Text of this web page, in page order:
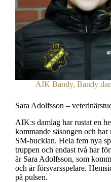
AIK Bandy, Bandy
Sara Adolfsson –
AIK:s damlag har rustat en
kommande säsongen och
SM-bucklan. Hela fem nya
truppen och endast två har
är Sara Adolfsson, som
och är försvarsspelare.
på pulsen.